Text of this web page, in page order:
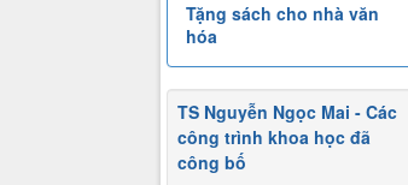
Tặng sách cho nhà văn
hóa
TS Nguyễn Ngọc Mai - Các
công trình khoa học đã
công bố